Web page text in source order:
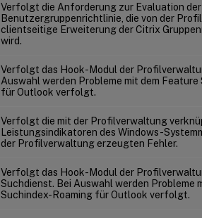
Verfolgt die Anforderung zur Evaluation der
Benutzergruppenrichtlinie, die von der
clientseitige Erweiterung der Citrix
wird.
Verfolgt das Hook-Modul der
Auswahl werden Probleme mit dem
für Outlook verfolgt.
Verfolgt die mit der Profilverwaltung
Leistungsindikatoren des Windows-
der Profilverwaltung erzeugten Fehler.
Verfolgt das Hook-Modul der
Suchdienst. Bei Auswahl werden Probleme
Suchindex-Roaming für Outlook verfolgt.